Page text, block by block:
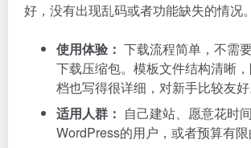
好，没有出现乱码或者功能缺失的情况。
使用体验： 下载流程简单，不需
下载压缩包。模板文件结构清晰
档也写得很详细，对新手比较友好
适用人群： 自己建站、愿意花时
WordPress的用户，或者预算有限